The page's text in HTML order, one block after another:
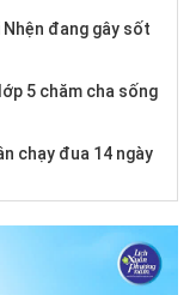
đang gây sốt
5 chăm cha sống
chạy đua 14 ngày